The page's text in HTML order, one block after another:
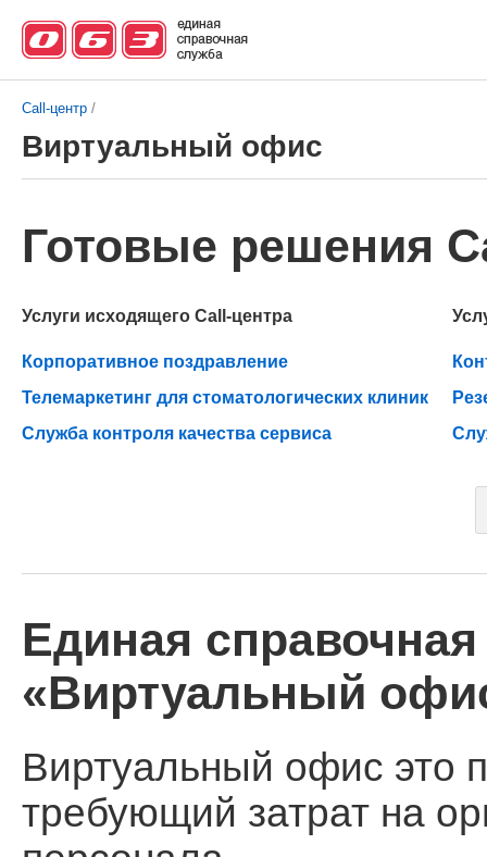
Call-центр /
Виртуальный офис
Готовые решения
Услуги исходящего Call-центра
Корпоративное поздравление
Телемаркетинг для стоматологических клиник
Служба контроля качества сервиса
Единая
«Виртуальный
Виртуальный офис это
требующий затрат на